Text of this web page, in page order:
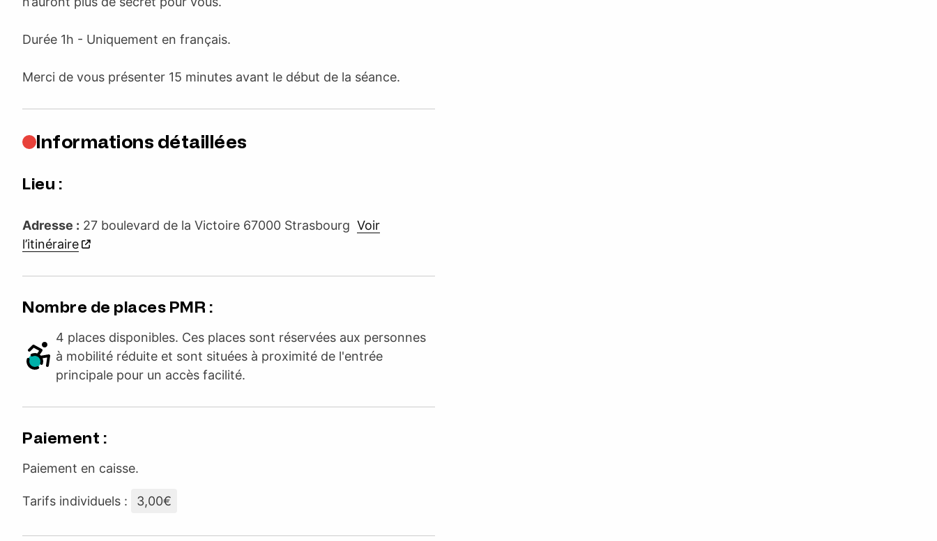
Durée 1h - Uniquement en français.
Merci de vous présenter 15 minutes avant le début de la séance.
Informations détaillées
Lieu :
Adresse : 27 boulevard de la Victoire 67000 Strasbourg Voir
l’itinéraire
Nombre de places PMR :
4 places disponibles. Ces places sont réservées aux personnes
à mobilité réduite et sont situées à proximité de l'entrée
principale pour un accès facilité.
Paiement :
Paiement en caisse.
Tarifs individuels : 3,00€